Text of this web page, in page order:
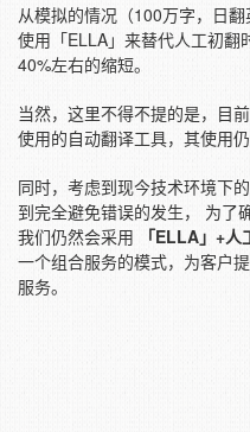
从模拟的情况（100万字，日
使用「ELLA」来替代人工初翻
40%左右的缩短。
当然，这里不得不提的是，目
使用的自动翻译工具，其使用仍
同时，考虑到现今技术环境下
到完全避免错误的发生， 为了
我们仍然会采用
「ELLA」+
一个组合服务的模式，为客户
服务。